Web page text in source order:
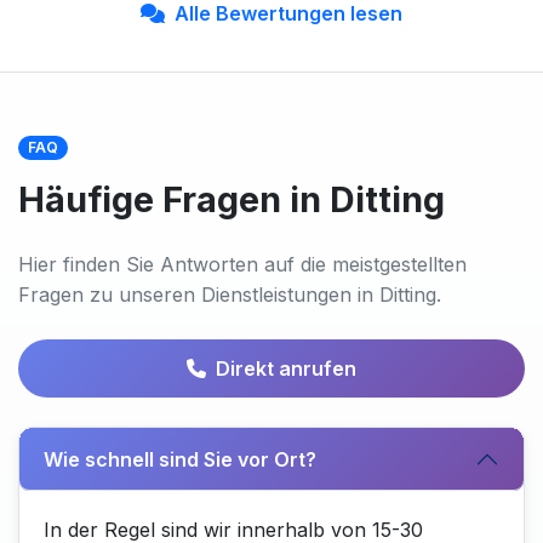
Alle Bewertungen lesen
FAQ
Häufige Fragen in Ditting
Hier finden Sie Antworten auf die meistgestellten
Fragen zu unseren Dienstleistungen in Ditting.
Direkt anrufen
Wie schnell sind Sie vor Ort?
In der Regel sind wir innerhalb von 15-30